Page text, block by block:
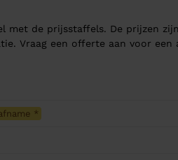
met de prijsstaffels. De prijzen
Vraag een offerte aan voor een
*